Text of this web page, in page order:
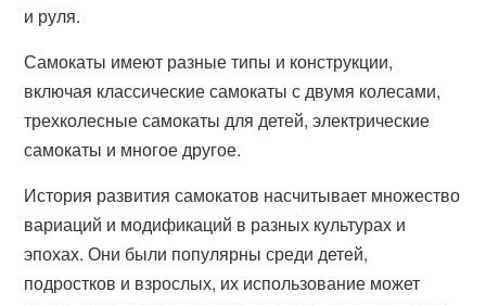
и руля.
Самокаты имеют разные типы и конструкции,
включая классические самокаты с двумя колесами,
трехколесные самокаты для детей, электрические
самокаты и многое другое.
История развития самокатов насчитывает множество
вариаций и модификаций в разных культурах и
эпохах. Они были популярны среди детей,
подростков и взрослых, их использование может